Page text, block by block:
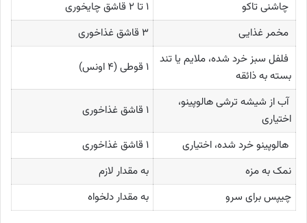
چاشنی تاکو
۱ تا ۲ قاشق چایخوری
مخمر غذایی
۳ قاشق غذاخوری
فلفل سبز خرد شده، ملایم یا تند
بسته به ذائقه
۱ قوطی (۴ اونس)
آب از شیشه ترشی هالوپینو،
اختیاری
۱ قاشق غذاخوری
هالوپینو خرد شده، اختیاری
۱ قاشق غذاخوری
نمک به مزه
به مقدار لازم
چیپس برای سرو
به مقدار دلخواه